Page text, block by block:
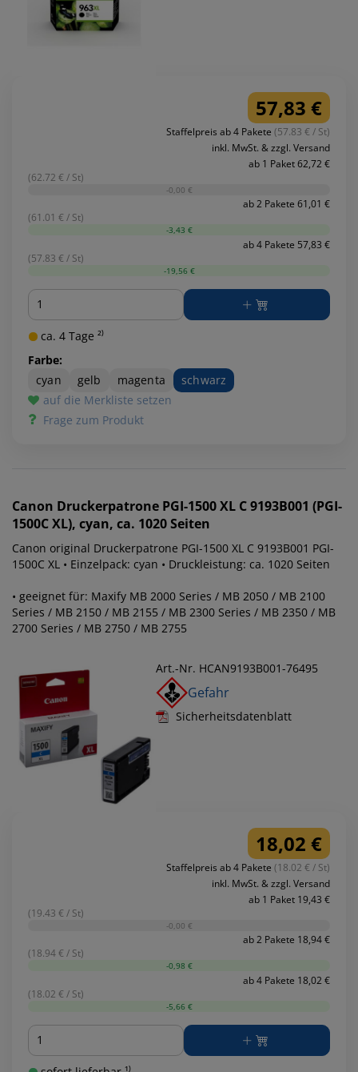
57,83 €
Staffelpreis ab 4 Pakete (57.83 € / St)
inkl. MwSt. & zzgl. Versand
ab 1 Paket 62,72 €
(62.72 € / St)
-0,00 €
ab 2 Pakete 61,01 €
(61.01 € / St)
-3,43 €
ab 4 Pakete 57,83 €
(57.83 € / St)
-19,56 €
Menge
ca. 4 Tage ²⁾
Farbe:
cyan
gelb magenta
schwarz
auf die Merkliste setzen
Frage zum Produkt
Canon Druckerpatrone PGI-1500 XL C 9193B001 (PGI-
1500C XL), cyan, ca. 1020 Seiten
Canon original Druckerpatrone PGI-1500 XL C 9193B001 PGI-
1500C XL • Einzelpack: cyan • Druckleistung: ca. 1020 Seiten
• geeignet für: Maxify MB 2000 Series / MB 2050 / MB 2100
Series / MB 2150 / MB 2155 / MB 2300 Series / MB 2350 / MB
2700 Series / MB 2750 / MB 2755
Art.-Nr. HCAN9193B001-76495
Gefahr
Sicherheitsdatenblatt
18,02 €
Staffelpreis ab 4 Pakete (18.02 € / St)
inkl. MwSt. & zzgl. Versand
ab 1 Paket 19,43 €
(19.43 € / St)
-0,00 €
ab 2 Pakete 18,94 €
(18.94 € / St)
-0,98 €
ab 4 Pakete 18,02 €
(18.02 € / St)
-5,66 €
Menge